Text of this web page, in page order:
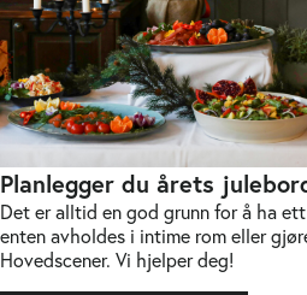
Planlegger du årets
Det er alltid en god grunn for å ha
enten avholdes i intime rom eller
Hovedscener. Vi hjelper deg!